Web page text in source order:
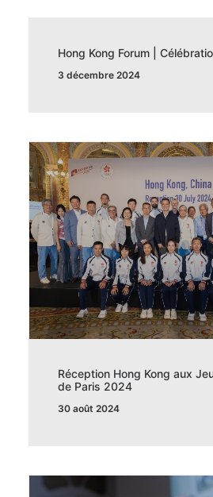
Hong Kong Forum |
3 décembre 2024
Réception Hong Kong aux
de Paris 2024
30 août 2024